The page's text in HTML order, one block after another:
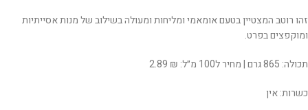
זהו רוטב המצטיין בטעם אומאמי ומליחות ומעולה בשילוב של מנות אסייתיות
ומוקפצים בפרט.
תכולה: 865 גרם | מחיר ל100 מ״ל: ₪ 2.89
כשרות: אין